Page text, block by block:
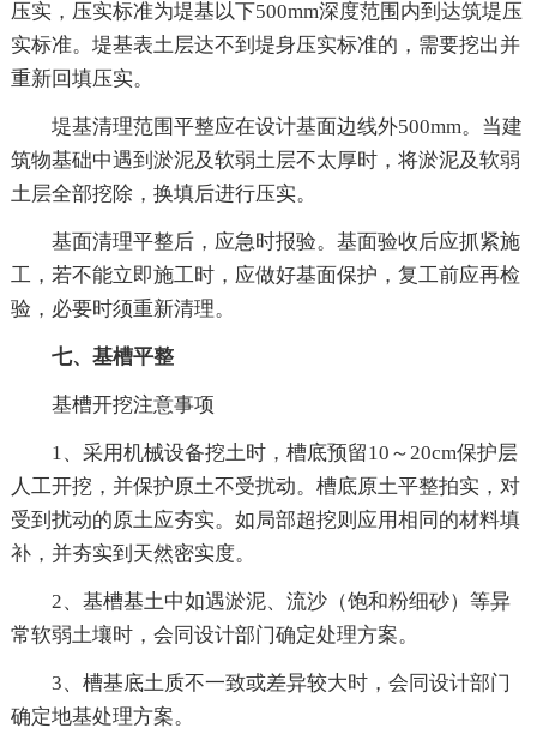
压实，压实标准为堤基以下500mm深度范围内到达筑堤压
实标准。堤基表土层达不到堤身压实标准的，需要挖出并
重新回填压实。
堤基清理范围平整应在设计基面边线外500mm。当建
筑物基础中遇到淤泥及软弱土层不太厚时，将淤泥及软弱
土层全部挖除，换填后进行压实。
基面清理平整后，应急时报验。基面验收后应抓紧施
工，若不能立即施工时，应做好基面保护，复工前应再检
验，必要时须重新清理。
七、基槽平整
基槽开挖注意事项
1、采用机械设备挖土时，槽底预留10～20cm保护层
人工开挖，并保护原土不受扰动。槽底原土平整拍实，对
受到扰动的原土应夯实。如局部超挖则应用相同的材料填
补，并夯实到天然密实度。
2、基槽基土中如遇淤泥、流沙（饱和粉细砂）等异
常软弱土壤时，会同设计部门确定处理方案。
3、槽基底土质不一致或差异较大时，会同设计部门
确定地基处理方案。